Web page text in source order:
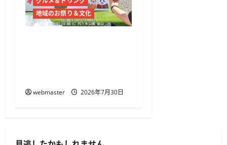
地域のお祭り＆文化
webmaster 2026年7月30日